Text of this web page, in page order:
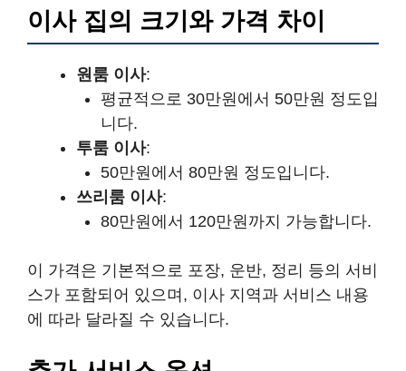
이사 집의 크기와 가격 차이
원룸 이사:
평균적으로 30만원에서 50만원 정도입
니다.
투룸 이사:
50만원에서 80만원 정도입니다.
쓰리룸 이사:
80만원에서 120만원까지 가능합니다.
이 가격은 기본적으로 포장, 운반, 정리 등의 서비
스가 포함되어 있으며, 이사 지역과 서비스 내용
에 따라 달라질 수 있습니다.